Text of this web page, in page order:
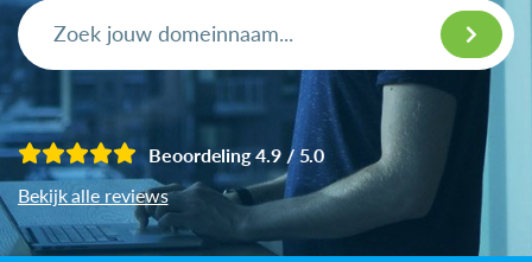
Beoordeling 4.9 / 5.0
Bekijk alle reviews